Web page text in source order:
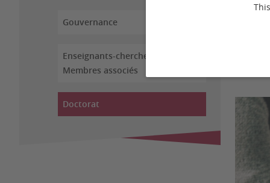
Gouvernance
Enseignants-chercheurs &
Membres associés
Doctorat